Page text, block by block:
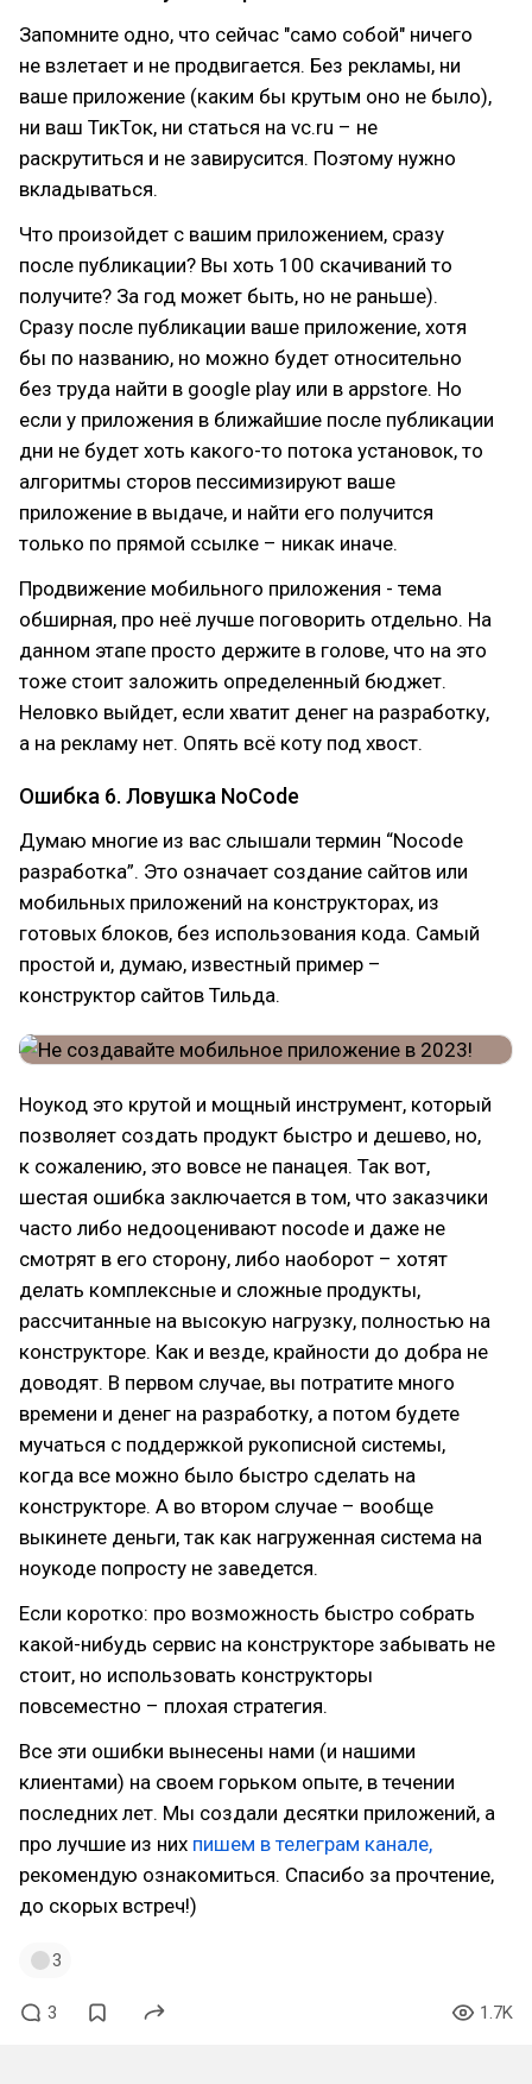
Запомните одно, что сейчас "само собой" ничего
не взлетает и не продвигается. Без рекламы, ни
ваше приложение (каким бы крутым оно не было),
ни ваш ТикТок, ни статься на vc.ru – не
раскрутиться и не завирусится. Поэтому нужно
вкладываться.
Что произойдет с вашим приложением, сразу
после публикации? Вы хоть 100 скачиваний то
получите? За год может быть, но не раньше).
Сразу после публикации ваше приложение, хотя
бы по названию, но можно будет относительно
без труда найти в google play или в appstore. Но
если у приложения в ближайшие после публикации
дни не будет хоть какого-то потока установок, то
алгоритмы сторов пессимизируют ваше
приложение в выдаче, и найти его получится
только по прямой ссылке – никак иначе.
Продвижение мобильного приложения - тема
обширная, про неё лучше поговорить отдельно. На
данном этапе просто держите в голове, что на это
тоже стоит заложить определенный бюджет.
Неловко выйдет, если хватит денег на разработку,
а на рекламу нет. Опять всё коту под хвост.
Ошибка 6. Ловушка NoCode
Думаю многие из вас слышали термин “Nocode
разработка”. Это означает создание сайтов или
мобильных приложений на конструкторах, из
готовых блоков, без использования кода. Самый
простой и, думаю, известный пример –
конструктор сайтов Тильда.
Ноукод это крутой и мощный инструмент, который
позволяет создать продукт быстро и дешево, но,
к сожалению, это вовсе не панацея. Так вот,
шестая ошибка заключается в том, что заказчики
часто либо недооценивают nocode и даже не
смотрят в его сторону, либо наоборот – хотят
делать комплексные и сложные продукты,
рассчитанные на высокую нагрузку, полностью на
конструкторе. Как и везде, крайности до добра не
доводят. В первом случае, вы потратите много
времени и денег на разработку, а потом будете
мучаться с поддержкой рукописной системы,
когда все можно было быстро сделать на
конструкторе. А во втором случае – вообще
выкинете деньги, так как нагруженная система на
ноукоде попросту не заведется.
Если коротко: про возможность быстро собрать
какой-нибудь сервис на конструкторе забывать не
стоит, но использовать конструкторы
повсеместно – плохая стратегия.
Все эти ошибки вынесены нами (и нашими
клиентами) на своем горьком опыте, в течении
последних лет. Мы создали десятки приложений, а
про лучшие из них пишем в телеграм канале,
рекомендую ознакомиться. Спасибо за прочтение,
до скорых встреч!)
3
3 1.7K